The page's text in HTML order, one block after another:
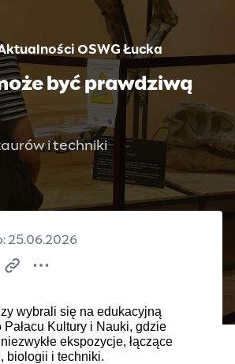
OSWG Łucka
być prawdziwą
i techniki
25.06.2026
wybrali się na edukacyjną
Kultury i Nauki, gdzie
ekspozycje, łączące
biologii i techniki.